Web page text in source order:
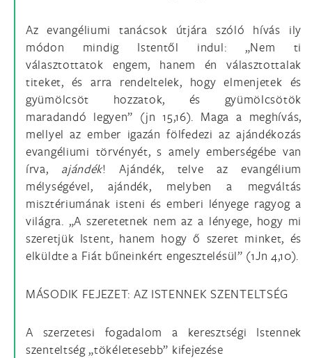
Az evangéliumi tanácsok útjára szóló hívás ily
módon mindig Istentől indul: „Nem ti
választottatok engem, hanem én választottalak
titeket, és arra rendeltelek, hogy elmenjetek és
gyümölcsöt hozzatok, és gyümölcsötök
maradandó legyen” (jn 15,16). Maga a meghívás,
mellyel az ember igazán fölfedezi az ajándékozás
evangéliumi törvényét, s amely emberségébe van
írva, ajándék! Ajándék, telve az evangélium
mélységével, ajándék, melyben a megváltás
misztériumának isteni és emberi lényege ragyog a
világra. „A szeretetnek nem az a lényege, hogy mi
szeretjük Istent, hanem hogy ő szeret minket, és
elküldte a Fiát bűneinkért engesztelésül” (1Jn 4,10).
MÁSODIK FEJEZET: AZ ISTENNEK SZENTELTSÉG
A szerzetesi fogadalom a keresztségi Istennek
szenteltség „tökéletesebb” kifejezése